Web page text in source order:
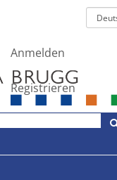
Anmelden
Registrieren